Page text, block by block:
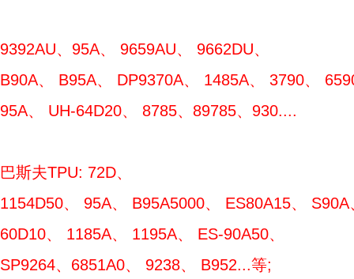
9392AU、95A、 9659AU、 9662DU、
B90A、 B95A、 DP9370A、 1485A、 3790、
95A、 UH-64D20、 8785、89785、930....
巴斯夫TPU: 72D、
1154D50、 95A、 B95A5000、 ES80A15、
60D10、 1185A、 1195A、 ES-90A50、
SP9264、6851A0、 9238、 B952...等;